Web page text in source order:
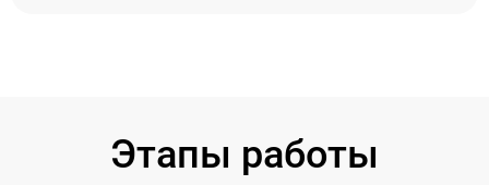
Этапы работы